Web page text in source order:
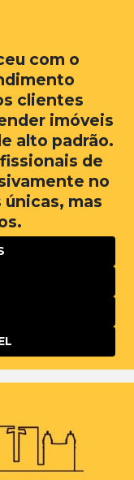
com o
clientes
imóveis
alto padrão.
de
no
mas